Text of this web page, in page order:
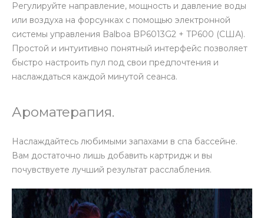
Регулируйте направление, мощность и давление воды
или воздуха на форсунках с помощью электронной
системы управления Balboa BP6013G2 + TP600 (США).
Простой и интуитивно понятный интерфейс позволяет
быстро настроить пул под свои предпочтения и
наслаждаться каждой минутой сеанса.
Ароматерапия.
Наслаждайтесь любимыми запахами в спа бассейне.
Вам достаточно лишь добавить картридж и вы
почувствуете лучший результат расслабления.